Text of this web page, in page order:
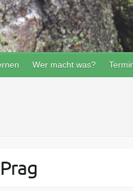
Wer macht was?